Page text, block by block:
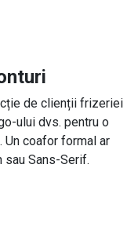
de clienții frizeriei
ului dvs. pentru o
coafor formal ar
sau Sans-Serif.